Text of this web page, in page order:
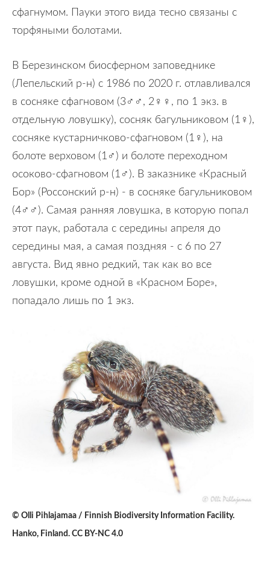
сфагнумом. Пауки этого вида тесно связаны с
торфяными болотами.
В Березинском биосферном заповеднике
(Лепельский р-н) с 1986 по 2020 г. отлавливался
в сосняке сфагновом (3♂♂, 2♀♀, по 1 экз. в
отдельную ловушку), сосняк багульниковом (1♀),
сосняке кустарничково-сфагновом (1♀), на
болоте верховом (1♂) и болоте переходном
осоково-сфагновом (1♂). В заказнике «Красный
Бор» (Россонский р-н) - в сосняке багульниковом
(4♂♂). Самая ранняя ловушка, в которую попал
этот паук, работала с середины апреля до
середины мая, а самая поздняя - с 6 по 27
августа. Вид явно редкий, так как во все
ловушки, кроме одной в «Красном Боре»,
попадало лишь по 1 экз.
© Olli Pihlajamaa / Finnish Biodiversity Information Facility.
Hanko, Finland. CC BY-NC 4.0